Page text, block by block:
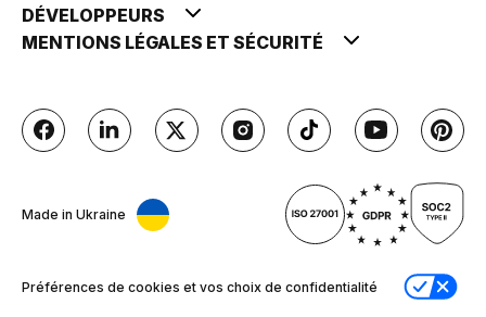
DÉVELOPPEURS
MENTIONS LÉGALES ET SÉCURITÉ
Made in Ukraine
Préférences de cookies et vos choix de confidentialité